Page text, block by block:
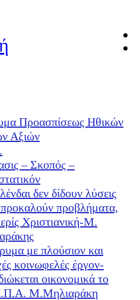
Προασπίσεως Ηθικών
Αξιών
– Σκοπός –
δεν δίδουν λύσεις
προβλήματα,
Χριστιανική-Μ.
με πλούσιον και
κοινωφελές έργον-
οικονομικά το
Μ.Μηλιαράκη